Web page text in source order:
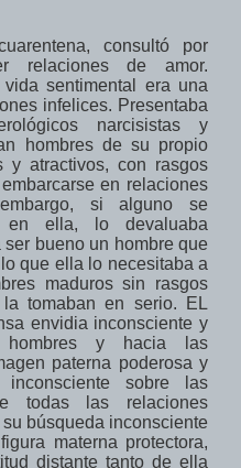
consultó por
relaciones de amor.
sentimental era una
infelices. Presentaba
narcisistas y
hombres de su propio
y atractivos, con rasgos
en relaciones
si alguno se
en ella, lo devaluaba
bueno un hombre que
que ella lo necesitaba a
maduros sin rasgos
tomaban en serio. EL
envidia inconsciente y
hombres y hacia las
paterna poderosa y
sobre
las
todas las
relaciones
búsqueda inconsciente
materna protectora,
distante tanto de ella